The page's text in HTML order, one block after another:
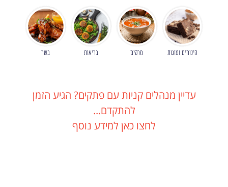
קינוחים ועוגות מרקים בריאות בשר
עדיין מנהלים קניות עם פתקים? הגיע הזמן
להתקדם...
לחצו כאן למידע נוסף